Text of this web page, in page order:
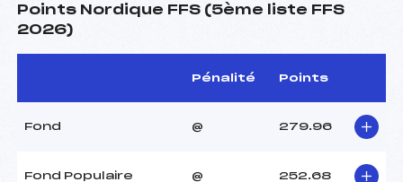
Points Nordique FFS (5ème liste FFS
2026)
Pénalité Points
Fond @ 279.96
Fond Populaire @ 252.68